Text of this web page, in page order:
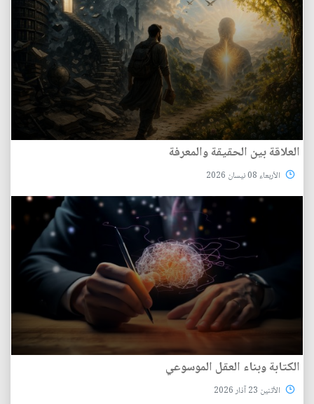
العلاقة بين الحقيقة والمعرفة
الأربعاء 08 نيسان 2026
الكتابة وبناء العقل الموسوعي
الأثنين 23 آذار 2026